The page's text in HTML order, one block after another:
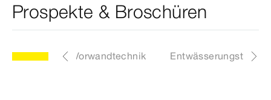
Prospekte & Broschüren
Vorwandtechnik